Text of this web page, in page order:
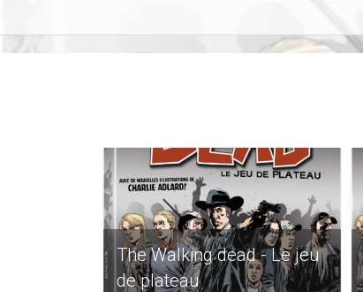
The Walking dead - Le jeu
de plateau